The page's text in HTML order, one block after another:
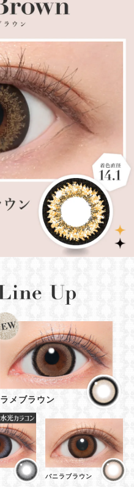
ラメブラウン
バニラブラウン